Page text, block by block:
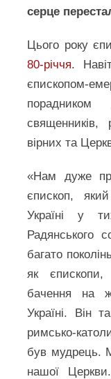
серце
Цього року
80-річчя.
єпископом-
вірних та
«Нам дуже
єпископ,
Україні у
Радянського
багато поколінь
як
бачення на
Україні. Він
римсько-
був мудрець.
нашої